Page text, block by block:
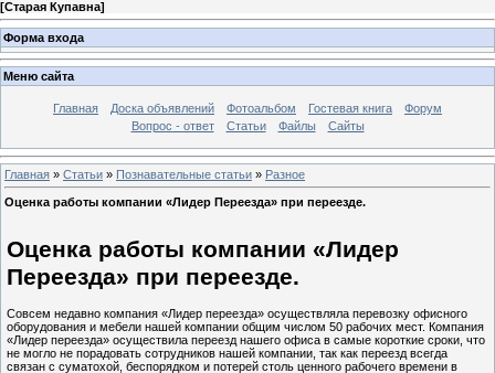
[Старая Купавна]
Форма входа
Меню сайта
Главная Доска объявлений Фотоальбом Гостевая книга
Форум
Вопрос - ответ
Статьи Файлы Сайты
Главная » Статьи » Познавательные статьи » Разное
Оценка работы компании «Лидер Переезда» при переезде.
Оценка работы компании «Лидер
Переезда» при переезде.
Совсем недавно компания «Лидер переезда» осуществляла перевозку офисного
оборудования и мебели нашей компании общим числом 50 рабочих мест. Компания
«Лидер переезда» осуществила переезд нашего офиса в самые короткие сроки, что
не могло не порадовать сотрудников нашей компании, так как переезд всегда
связан с суматохой, беспорядком и потерей столь ценного рабочего времени в